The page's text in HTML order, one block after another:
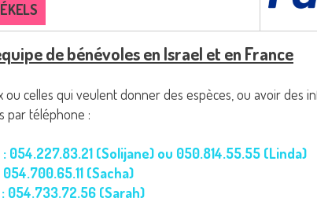
de bénévoles en Israel et en France
ou celles qui veulent donner des espèces, ou avoir des
par téléphone :
: 054.227.83.21 (Solijane) ou 050.814.55.55 (Linda)
(Sacha)
054.733.72.56 (Sarah)